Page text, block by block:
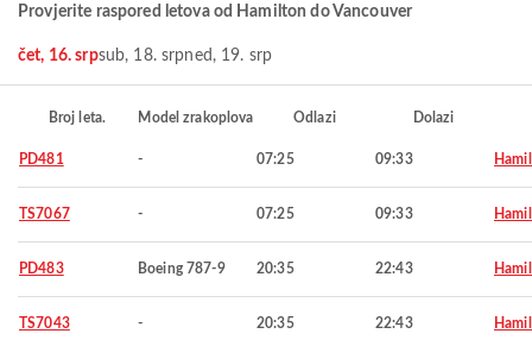
Provjerite raspored letova od Hamilton do Vancouver
čet, 16. srpsub, 18. srpned, 19. srp
Broj leta. Model zrakoplova Odlazi Dolazi
PD481 - 07:25 09:33
TS7067 - 07:25 09:33
PD483 Boeing 787-9 20:35 22:43
TS7043 - 20:35 22:43